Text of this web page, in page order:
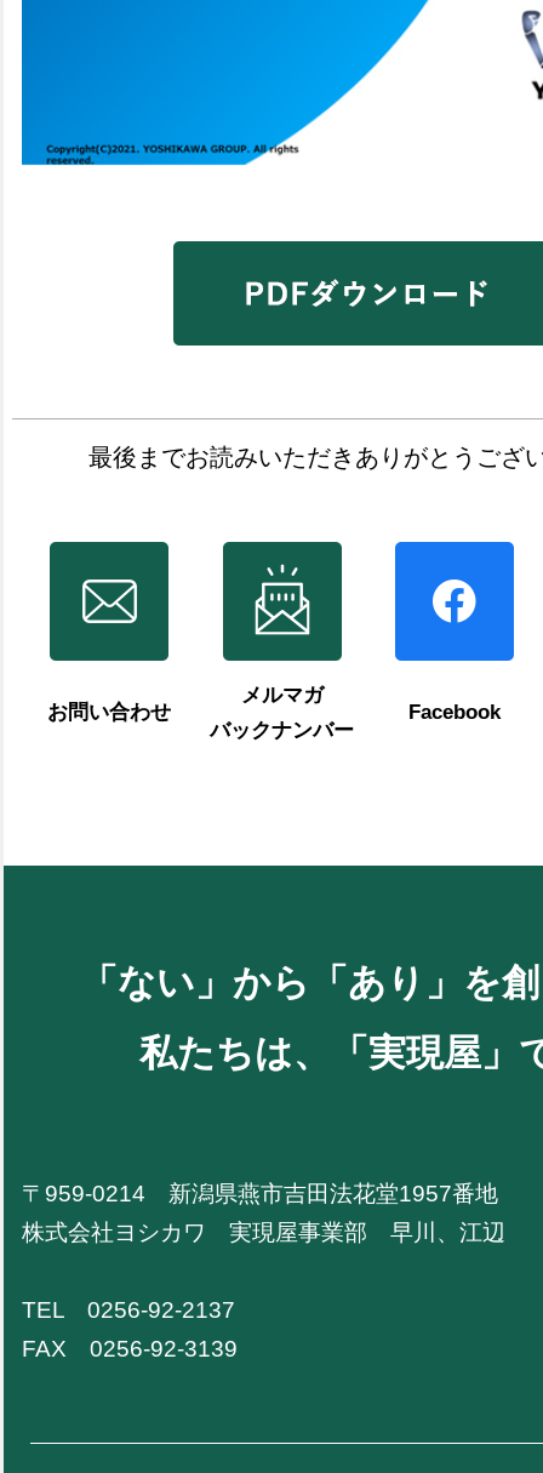
最後までお読みいただきありがとうござ
お問い合わせ
メルマガ
バックナンバー
Facebook
「ない」から「あり」を
私たちは、「実現屋」
〒959-0214 新潟県燕市吉田法花堂1957番地
株式会社ヨシカワ 実現屋事業部 早川、江辺
TEL 0256-92-2137
FAX 0256-92-3139